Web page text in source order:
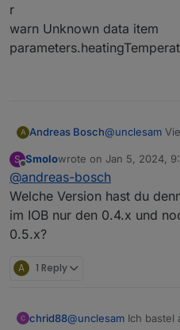
r
warn Unknown data item
A Andreas Bosch@unclesam
Adapter
ausgegagen,
geben könnte
mit NodeRed
auch ganz
Ich bekomme
Warnings ins
noch ein paar
warn
peration
S
Offline
Smolowrote on Jan 5, 2024,
last edited by
@andreas-bosch
Welche Version hast du
im IOB nur den 0.4.x und
0.5.x?
A 1 Reply
chrid88@unclesam Ich bastel